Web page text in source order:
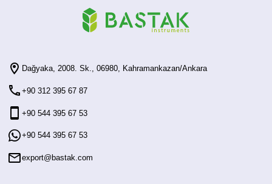
Dağyaka, 2008. Sk., 06980, Kahramankazan/Ankara
+90 312 395 67 87
+90 544 395 67 53
+90 544 395 67 53
export@bastak.com